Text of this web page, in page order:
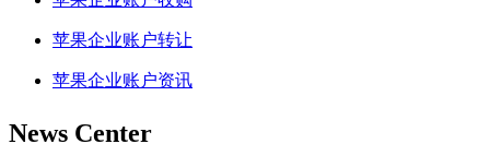
苹果企业账户转让
苹果企业账户资讯
News Center